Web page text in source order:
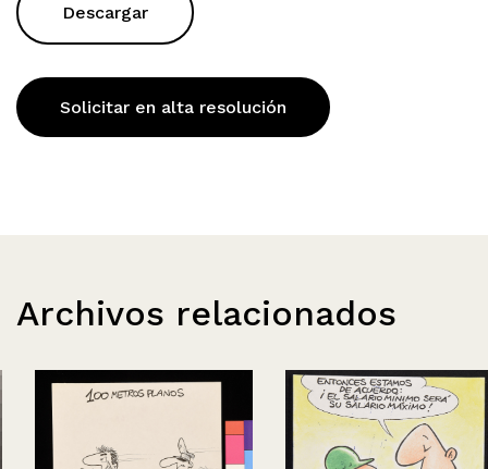
Descargar
Solicitar en alta resolución
Archivos relacionados